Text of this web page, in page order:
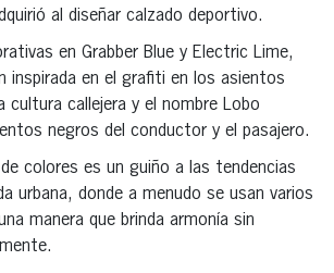
al diseñar calzado deportivo.
en Grabber Blue y Electric Lime,
inspirada en el grafiti en los asientos
cultura callejera y el nombre Lobo
negros del conductor y el pasajero.
colores es un guiño a las tendencias
urbana, donde a menudo se usan varios
manera que brinda armonía sin